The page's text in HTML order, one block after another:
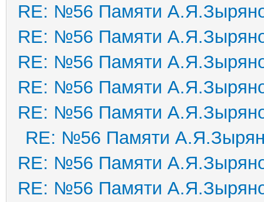
RE: №56 Памяти
RE: №56 Памяти
RE: №56 Памяти
RE: №56 Памяти
RE: №56 Памяти
RE: №56 Памяти
RE: №56 Памяти
RE: №56 Памяти